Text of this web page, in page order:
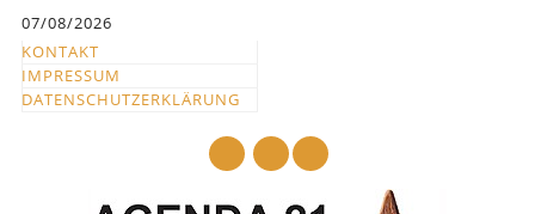
springen
07/08/2026
KONTAKT
IMPRESSUM
DATENSCHUTZERKLÄRUNG